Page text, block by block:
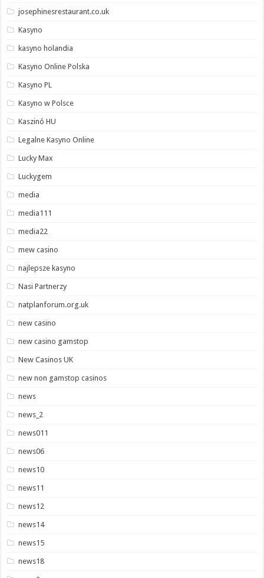
josephinesrestaurant.co.uk
Kasyno
kasyno holandia
Kasyno Online Polska
Kasyno PL
Kasyno w Polsce
Kaszinó HU
Legalne Kasyno Online
Lucky Max
Luckygem
media
media111
media22
mew casino
najlepsze kasyno
Nasi Partnerzy
natplanforum.org.uk
new casino
new casino gamstop
New Casinos UK
new non gamstop casinos
news
news_2
news011
news06
news10
news11
news12
news14
news15
news18